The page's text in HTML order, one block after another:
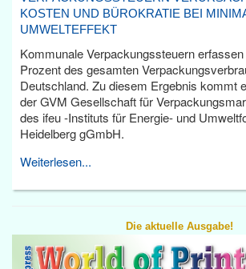
KOSTEN UND BÜROKRATIE BEI
UMWELTEFFEKT
Kommunale Verpackungssteuern
Prozent des gesamten
Deutschland. Zu diesem Ergebnis kommt
der GVM Gesellschaft für
des ifeu -Instituts für Energie- und
Heidelberg gGmbH.
Weiterlesen...
Die aktuelle Ausgabe!